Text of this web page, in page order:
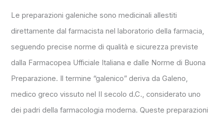
Le preparazioni galeniche sono medicinali allestiti
direttamente dal farmacista nel laboratorio della farmacia,
seguendo precise norme di qualità e sicurezza previste
dalla Farmacopea Ufficiale Italiana e dalle Norme di Buona
Preparazione. Il termine “galenico” deriva da Galeno,
medico greco vissuto nel II secolo d.C., considerato uno
dei padri della farmacologia moderna. Queste preparazioni